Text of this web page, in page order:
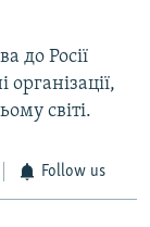
до Росії
світі.
Follow us